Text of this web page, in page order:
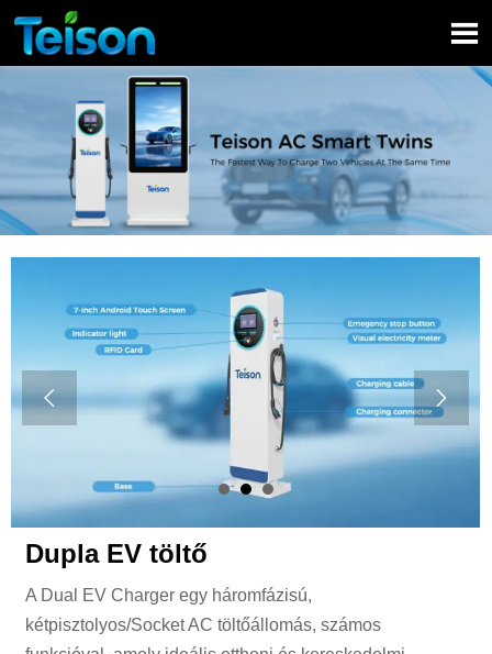

 
Dupla EV töltő
A Dual EV Charger egy háromfázisú,
kétpisztolyos/Socket AC töltőállomás, számos